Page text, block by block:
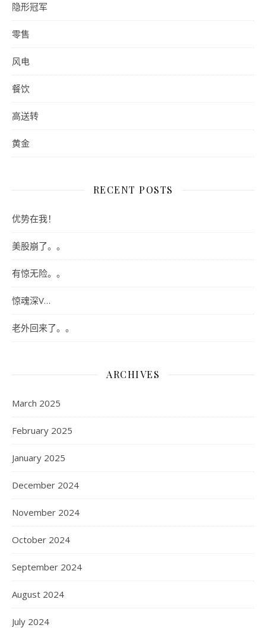
隐形冠军
零售
风电
餐饮
高送转
黄金
RECENT POSTS
优势在我！
美股崩了。。
有惊无险。。
惊魂深V…
老外回来了。。
ARCHIVES
March 2025
February 2025
January 2025
December 2024
November 2024
October 2024
September 2024
August 2024
July 2024